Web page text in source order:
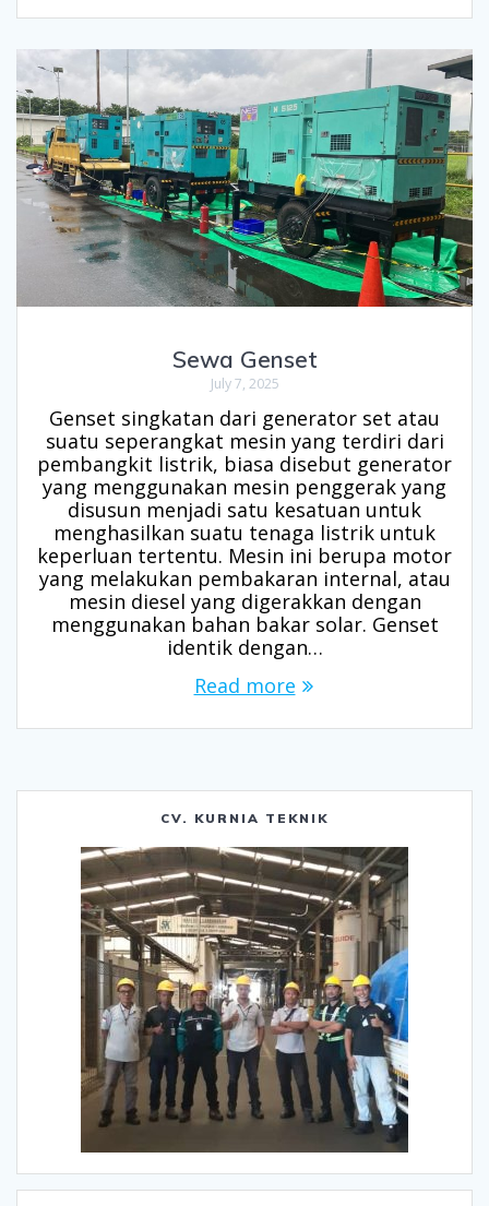
Sewa Genset
July 7, 2025
Genset singkatan dari generator set atau
suatu seperangkat mesin yang terdiri dari
pembangkit listrik, biasa disebut generator
yang menggunakan mesin penggerak yang
disusun menjadi satu kesatuan untuk
menghasilkan suatu tenaga listrik untuk
keperluan tertentu. Mesin ini berupa motor
yang melakukan pembakaran internal, atau
mesin diesel yang digerakkan dengan
menggunakan bahan bakar solar. Genset
identik dengan…
Read more
CV. KURNIA TEKNIK